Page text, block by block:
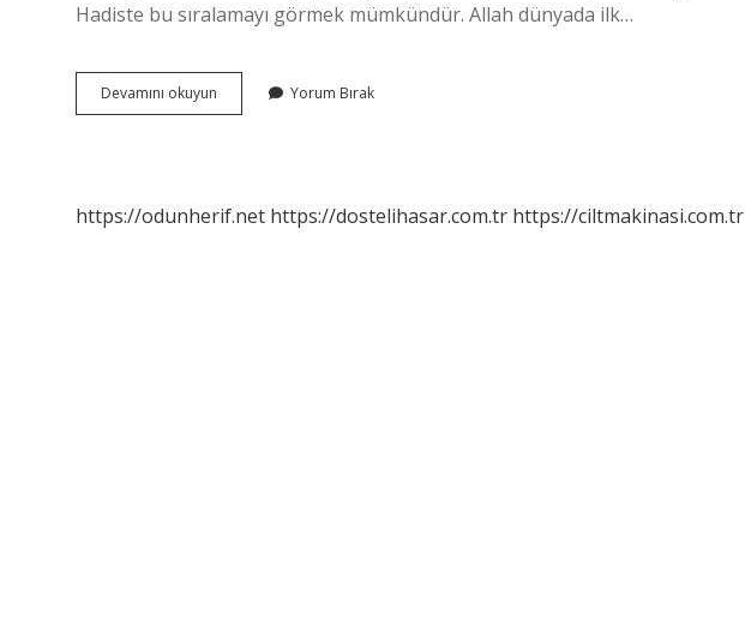
Hadiste bu sıralamayı görmek mümkündür. Allah dünyada ilk…
Devamını okuyun
Pazartesi
Yorum Bırak
https://odunherif.net https://dostelihasar.com.tr https://ciltmakinasi.com.tr